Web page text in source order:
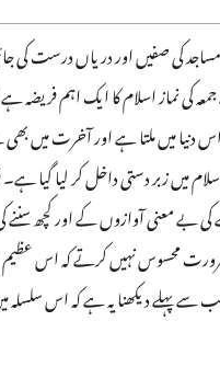
کی صفیں اور دریاں درست کی
کی نماز اسلام کا ایک اہم
دنیا میں ملتا ہے اور آخرت میں
میں زبر دستی داخل کر لیا گیا ہے۔
بے معنی آوازوں کے اور کچھ
ضرورت محسوس نہیں کرتے کہ اس
دیکھنا یہ ہے کہ اس سلسلہ